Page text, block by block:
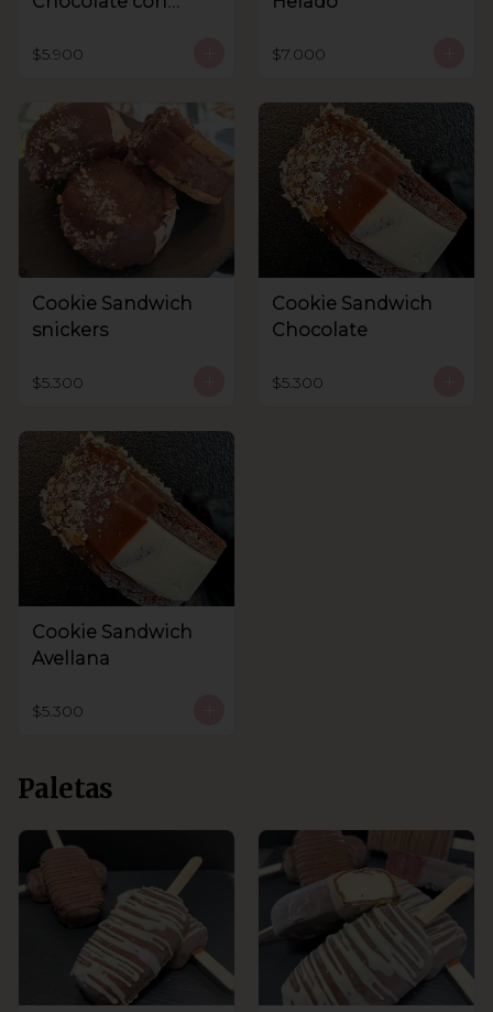
$5.900 $7.000
Cookie Sandwich
snickers
$5.300
Cookie Sandwich
Chocolate
$5.300
Cookie Sandwich
Avellana
$5.300
Paletas